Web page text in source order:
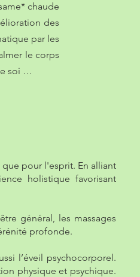
chaude
des
par les
le corps
soi …
pour l'esprit. En alliant
holistique favorisant
général, les massages
profonde.
l’éveil psychocorporel.
physique et psychique.